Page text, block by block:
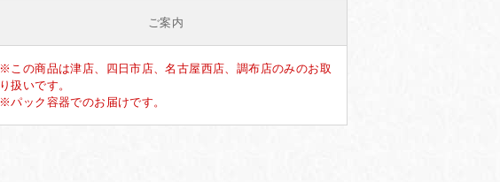
ご案内
※この商品は津店、四日市店、名古屋西店、調布店のみのお取
り扱いです。
※パック容器でのお届けです。